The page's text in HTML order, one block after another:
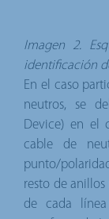
Imagen 2.
identificación
En el caso
neutros, se
Device) en el
cable de
punto/
resto de anillos
de cada